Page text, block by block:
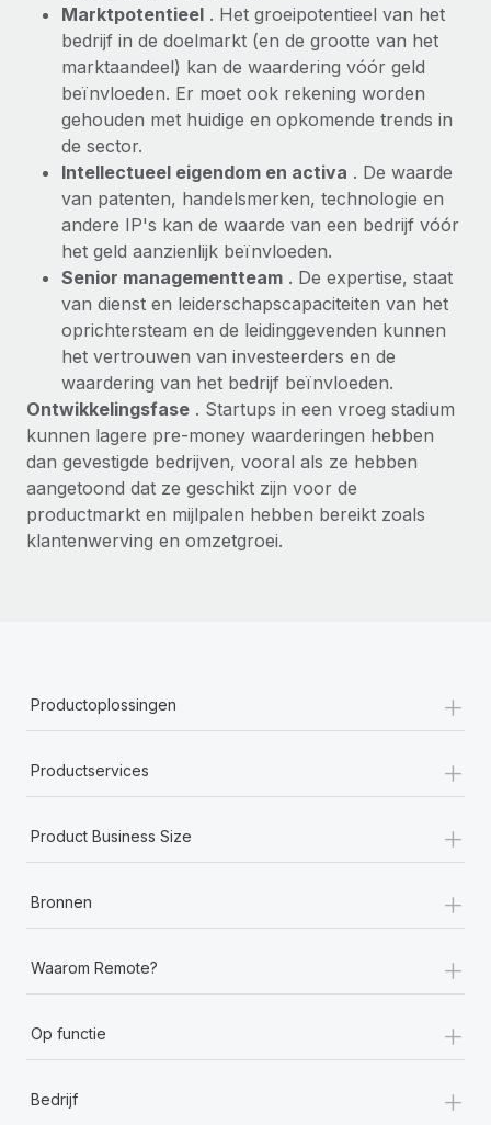
Phiture, een toonaangevende leider in de wereldwijde
mobiele groeiadviessector, zet zich sinds 2016...
Meer informatie
Marktpotentieel . Het groeipotentieel van het
bedrijf in de doelmarkt (en de grootte van het
marktaandeel) kan de waardering vóór geld
beïnvloeden. Er moet ook rekening worden
gehouden met huidige en opkomende trends in
de sector.
Intellectueel eigendom en activa . De waarde
van patenten, handelsmerken, technologie en
andere IP's kan de waarde van een bedrijf vóór
het geld aanzienlijk beïnvloeden.
Senior managementteam . De expertise, staat
van dienst en leiderschapscapaciteiten van het
oprichtersteam en de leidinggevenden kunnen
het vertrouwen van investeerders en de
waardering van het bedrijf beïnvloeden.
Ontwikkelingsfase . Startups in een vroeg stadium
kunnen lagere pre-money waarderingen hebben
dan gevestigde bedrijven, vooral als ze hebben
aangetoond dat ze geschikt zijn voor de
productmarkt en mijlpalen hebben bereikt zoals
klantenwerving en omzetgroei.
Productoplossingen +
Productservices +
Product Business Size +
Bronnen +
Waarom Remote? +
Op functie +
Bedrijf +